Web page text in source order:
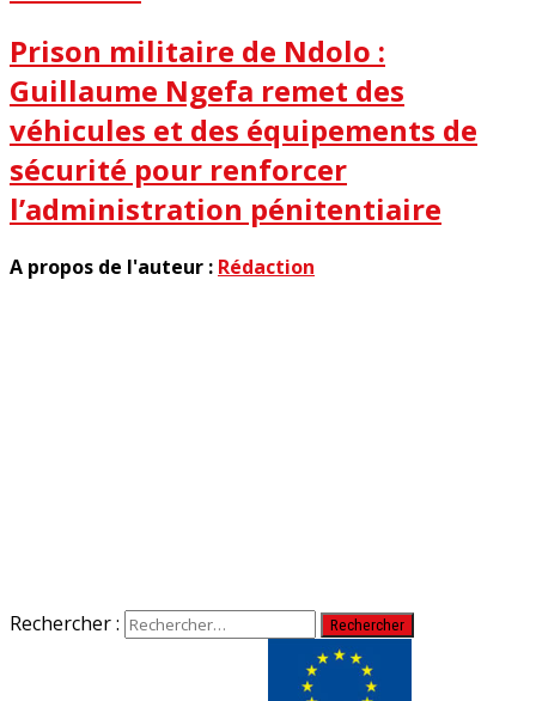
Prison militaire de Ndolo :
Guillaume Ngefa remet des
véhicules et des équipements de
sécurité pour renforcer
l’administration pénitentiaire
A propos de l'auteur : Rédaction
Rechercher :